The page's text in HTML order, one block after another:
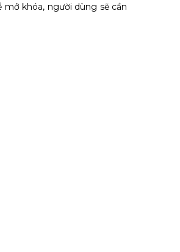
khóa, người dùng sẽ cần